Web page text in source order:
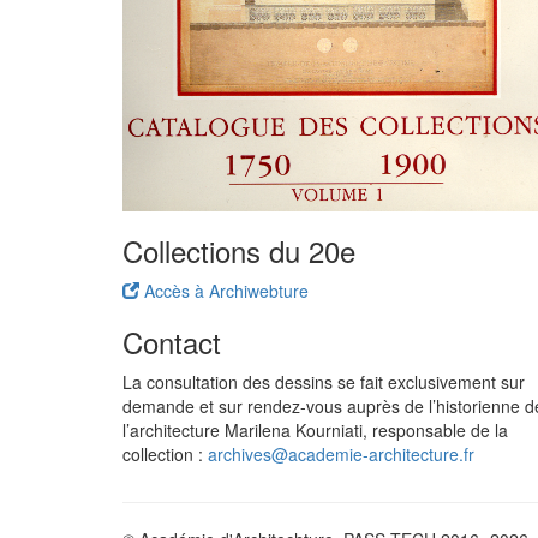
Collections du 20e
Accès à Archiwebture
Contact
La consultation des dessins se fait exclusivement sur
demande et sur rendez-vous auprès de l’historienne
l’architecture Marilena Kourniati, responsable de la
collection : archives@academie-architecture.fr